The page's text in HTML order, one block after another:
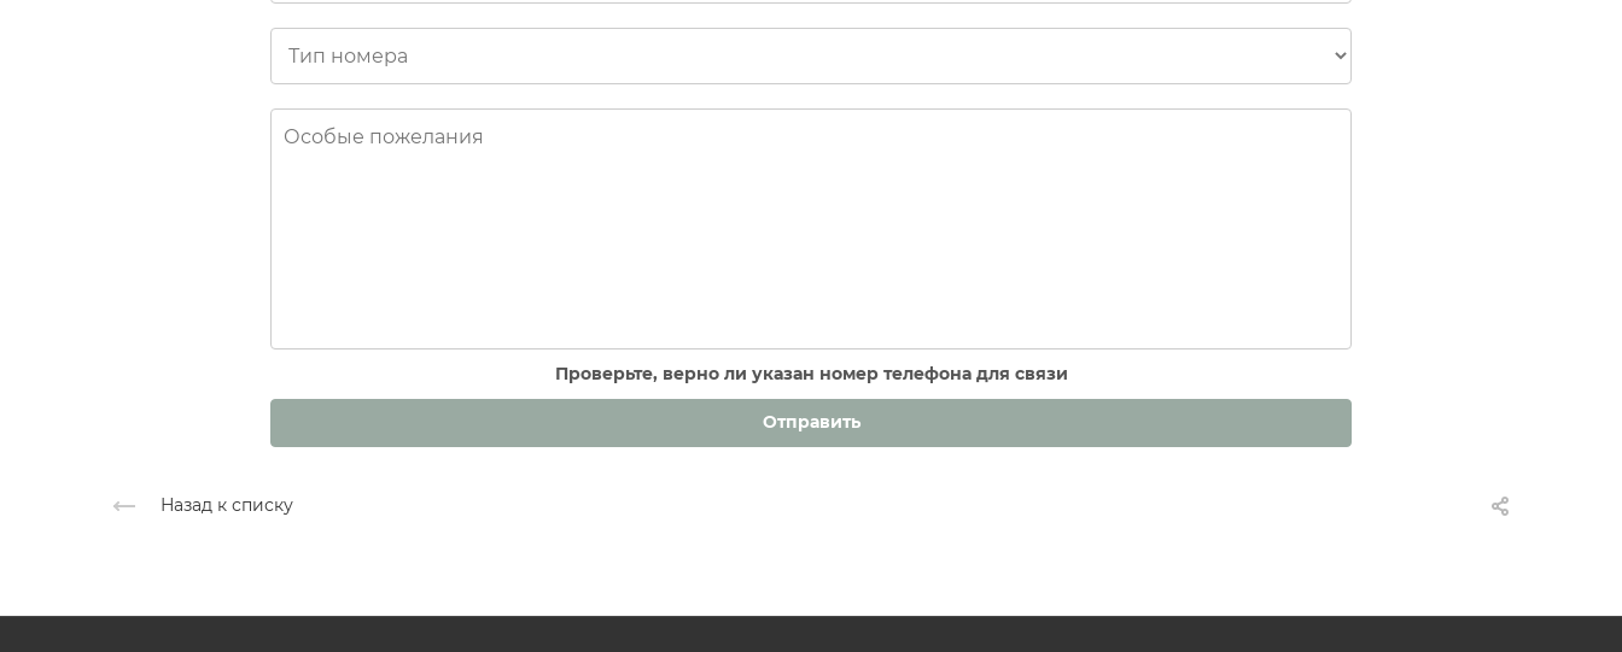
Проверьте, верно ли указан номер телефона для связи
Отправить
Назад к списку